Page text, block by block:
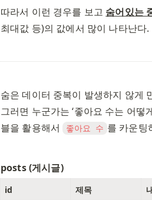
따라서 이런 경우를 보고 숨어있는
최대값 등)의 값에서 많이 나타난다.
숨은 데이터 중복이 발생하지 않게
그러면 누군가는 ‘좋아요 수는 어
블을 활용해서
좋아요 수 를 카운팅
posts (게시글)
id 제목